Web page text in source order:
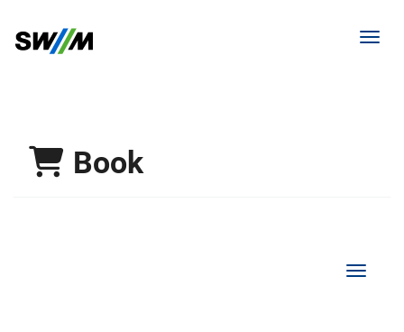
Book
Show/